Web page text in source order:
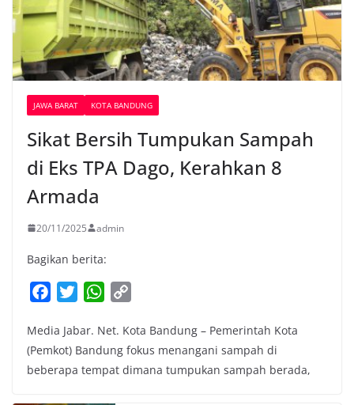
JAWA BARAT KOTA BANDUNG
Sikat Bersih Tumpukan Sampah
di Eks TPA Dago, Kerahkan 8
Armada
20/11/2025 admin
Bagikan berita:
c
e
b
i
t
t
W
a
t
s
p
y
L
Media Jabar. Net. Kota Bandung – Pemerintah Kota
(Pemkot) Bandung fokus menangani sampah di
beberapa tempat dimana tumpukan sampah berada,